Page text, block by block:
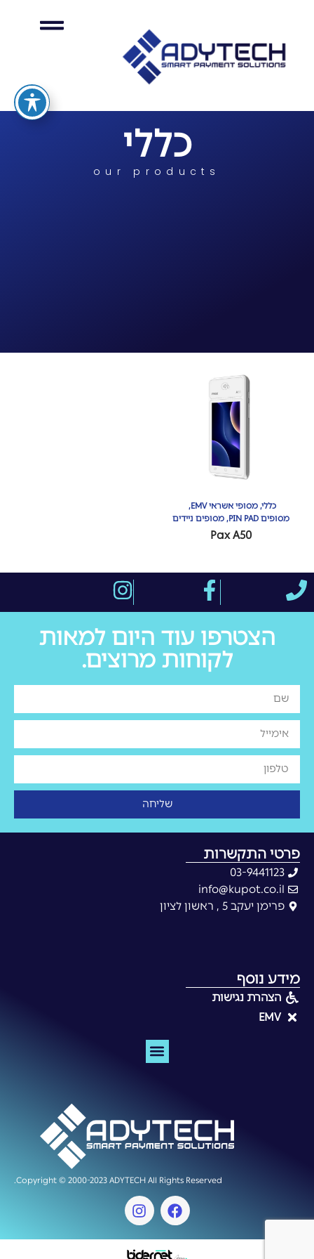
כללי
our products
כללי,מסופי אשראי EMV
,
מסופים PIN PAD
, מסופים ניידים
Pax A50
הצטרפו עוד היום למאות
לקוחות מרוצים.
שליחה
פרטי התקשרות
03-9441123
info@kupot.co.il
פרימן יעקב 5 , ראשון לציון
מידע נוסף
הצהרת נגישות
EMV
Copyright © 2000-2023 ADYTECH All Rights Reserved.